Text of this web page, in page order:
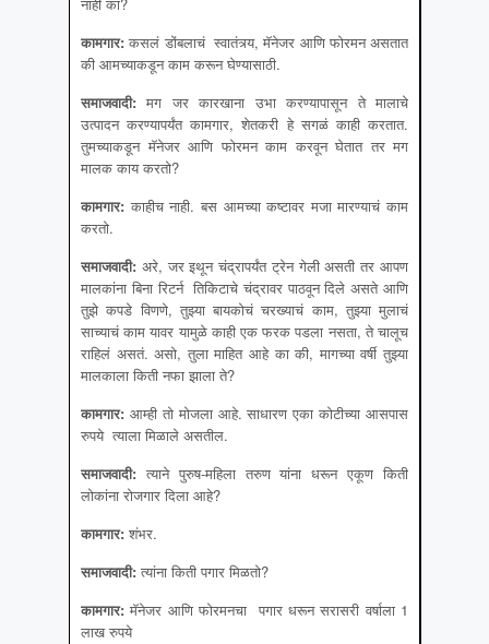
कामगार: कसलं डोंबलाचं स्वातंत्र्य, मॅनेजर आणि फोरमन असतात
की आमच्याकडून काम करून घेण्यासाठी.
समाजवादी:मग जर कारखाना उभा करण्यापासून ते मालाचे
उत्पादन करण्यापर्यंत कामगार, शेतकरी हे सगळं काही करतात.
तुमच्याकडून मॅनेजर आणि फोरमन काम करवून घेतात तर मग
मालक काय करतो?
कामगार: काहीच नाही. बस आमच्या कष्टावर मजा मारण्याचं काम
करतो.
समाजवादी: अरे, जर इथून चंद्रापर्यंत ट्रेन गेली असती तर आपण
मालकांना बिना रिटर्न तिकिटाचे चंद्रावर पाठवून दिले असते आणि
तुझे कपडे विणणे, तुझ्या बायकोचं चरख्याचं काम, तुझ्या मुलाचं
साच्याचं काम यावर यामुळे काही एक फरक पडला नसता, ते चालूच
राहिलं असतं. असो, तुला माहित आहे का की, मागच्या वर्षी तुझ्या
मालकाला किती नफा झाला ते?
कामगार: आम्ही तो मोजला आहे. साधारण एका कोटीच्या आसपास
रुपये त्याला मिळाले असतील.
समाजवादी: त्याने पुरुष-महिला तरुण यांना धरून एकूण किती
लोकांना रोजगार दिला आहे?
कामगार: शंभर.
समाजवादी: त्यांना किती पगार मिळतो?
कामगार: मॅनेजर आणि फोरमनचा पगार धरून सरासरी वर्षाला 1
लाख रुपये